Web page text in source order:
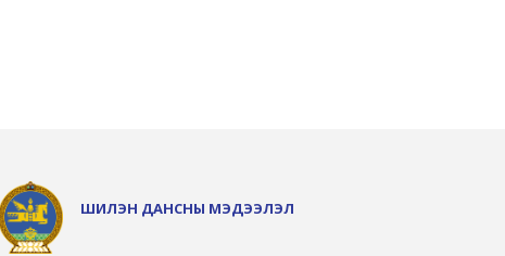
ШИЛЭН ДАНСНЫ МЭДЭЭЛЭЛ